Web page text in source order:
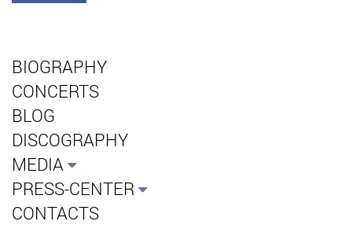
BIOGRAPHY
CONCERTS
BLOG
DISCOGRAPHY
MEDIA
PRESS-CENTER
CONTACTS